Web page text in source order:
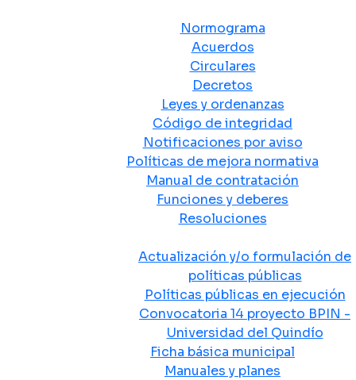
Normograma
Acuerdos
Circulares
Decretos
Leyes y ordenanzas
Código de integridad
Notificaciones por aviso
Políticas de mejora normativa
Manual de contratación
Funciones y deberes
Resoluciones
Actualización y/o formulación de
políticas públicas
Políticas públicas en ejecución
Convocatoria 14 proyecto BPIN -
Universidad del Quindío
Ficha básica municipal
Manuales y planes